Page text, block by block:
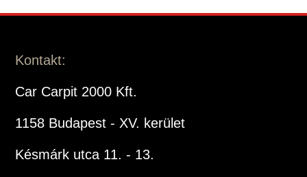
Kontakt:
Car Carpit 2000 Kft.
1158 Budapest - XV. kerület
Késmárk utca 11. - 13.